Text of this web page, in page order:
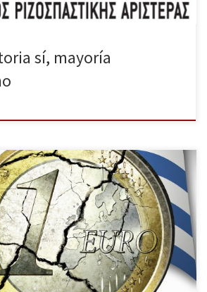
sí, mayoría
la tercera y última votación en el
candidato a la presidencia respaldado por
hubiera conseguido los 180 apoyos
situación, el primer ministro Andonis Samarás
generales, mientras que la situación
Tras […]